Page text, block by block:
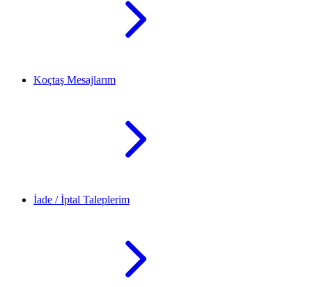
Koçtaş Mesajlarım
İade / İptal Taleplerim